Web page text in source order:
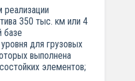
реализации
350 тыс. км или 4
базе
для грузовых
выполнена
элементов;